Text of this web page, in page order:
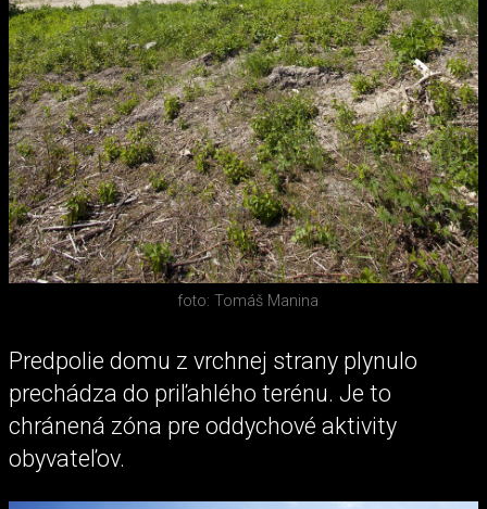
foto: Tomáš Manina
Predpolie domu z vrchnej strany plynulo
prechádza do priľahlého terénu. Je to
chránená zóna pre oddychové aktivity
obyvateľov.